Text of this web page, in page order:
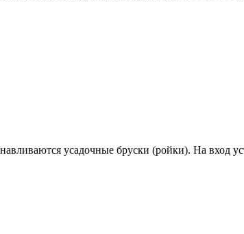
усадочные бруски (ройки). На вход